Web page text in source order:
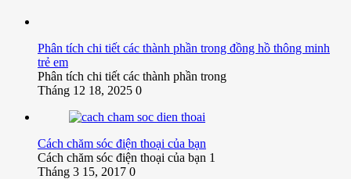
Phân tích chi tiết các thành phần trong đồng hồ thông minh
trẻ em
Phân tích chi tiết các thành phần trong
Tháng 12 18, 2025 0
Cách chăm sóc điện thoại của bạn
Cách chăm sóc điện thoại của bạn 1
Tháng 3 15, 2017 0